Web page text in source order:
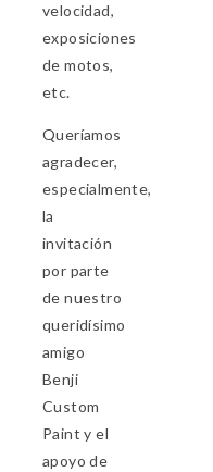
velocidad,
exposiciones
de motos,
etc.
Queríamos
agradecer,
especialmente,
la
invitación
por parte
de nuestro
queridísimo
amigo
Benji
Custom
Paint y el
apoyo de